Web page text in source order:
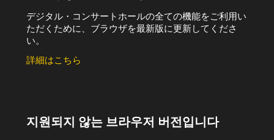
デジタル・コンサートホールの全ての機能をご利用い
ただくために、ブラウザを最新版に更新してくださ
い。
詳細はこちら
지원되지 않는 브라우저 버전입니다